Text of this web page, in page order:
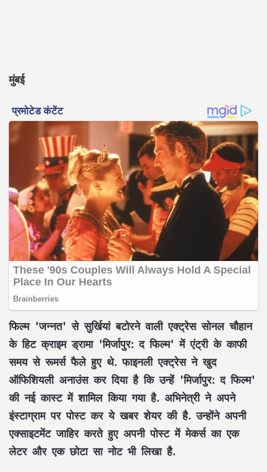
मुंबई
फिल्म 'जन्नत' से सुर्खियां बटोरने वाली एक्ट्रेस सोनल चौहान
के हिट क्राइम ड्रामा 'मिर्जापुर: द फिल्म' में एंट्री के काफी
समय से रूमर्स फैले हुए थे. फाइनली एक्ट्रेस ने खुद
ऑफिशियली अनाउंस कर दिया है कि उन्हें 'मिर्जापुर: द फिल्म'
की नई कास्ट में शामिल किया गया है. अभिनेत्री ने अपने
इंस्टाग्राम पर पोस्ट कर ये खबर शेयर की है. उन्होंने अपनी
एक्साइटमेंट जाहिर करते हुए अपनी पोस्ट में मेकर्स का एक
लेटर और एक छोटा सा नोट भी लिखा है.